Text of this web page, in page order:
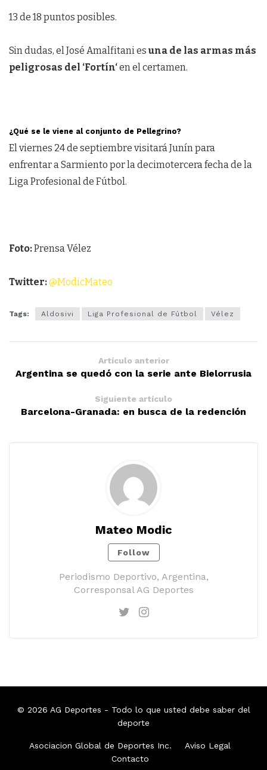
13 de 18 puntos posibles.
Sin dudas, el José Amalfitani es una de las armas más
peligrosas del ‘Fortín‘en el certamen.
¿Qué se le viene al conjunto de Pellegrino?
El viernes 24 de septiembre visitará Junín para
enfrentar a Sarmiento por la decimotercera fecha de la
Liga Profesional de Fútbol.
Foto:Prensa Vélez
Twitter:@ModicMateo
Tags: Aldosivi Liga Profesional de Fútbol Vélez
Artículo anterior
Argentina se quedó con la serie ante Bielorrusia
Siguiente artículo
Barcelona-Granada: en busca de la redención
Mateo Modic
Follow
Periodismo Deportivo, Argentina,
Corresponsal AG Deportes
© 2026 AG Deportes - Todo lo que usted debe saber del
deporte
Asociacion Global de Deportes Inc.
Aviso Legal
Contacto